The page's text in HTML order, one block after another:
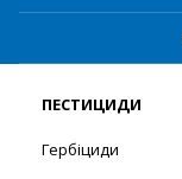
ПЕСТИЦИДИ
Гербіциди